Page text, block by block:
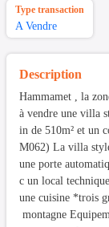
Type transaction
A Vendre
Description
Hammamet , la
à vendre une villa
in de 510m² et un
M062) La villa
une porte
c un local
une cuisine *trois
montagne